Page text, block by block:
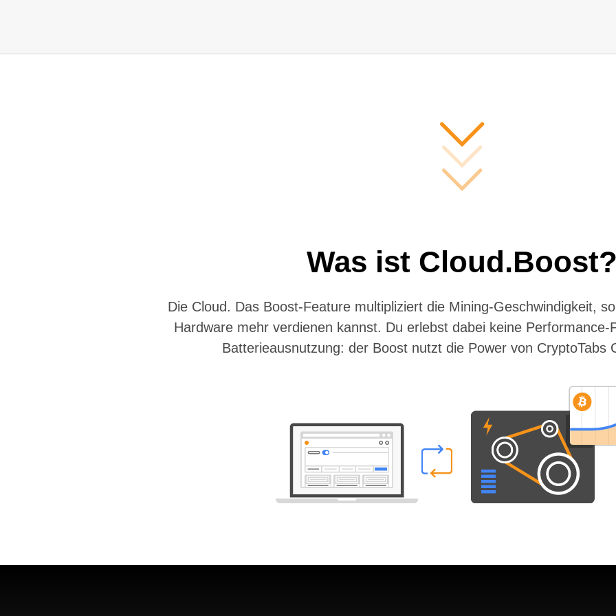
Was ist Cloud.Boost?
Die Cloud. Das Boost-Feature multipliziert die Mining-Geschwindigkeit,
Hardware mehr verdienen kannst. Du erlebst dabei keine Performance-
Batterieausnutzung: der Boost nutzt die Power von CryptoTabs